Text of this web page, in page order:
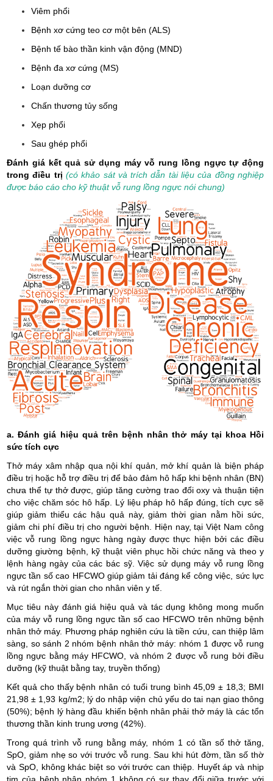
Viêm phổi
Bệnh xơ cứng teo cơ một bên (ALS)
Bệnh tế bào thần kinh vận động (MND)
Bệnh đa xơ cứng (MS)
Loạn dưỡng cơ
Chấn thương tủy sống
Xẹp phổi
Sau ghép phổi
Đánh giá kết quả sử dụng máy vỗ rung lồng ngực tự động
trong điều trị (có khảo sát và trích dẫn tài liệu của đồng nghiệp
được báo cáo cho kỹ thuật vỗ rung lồng ngực nói chung)
a. Đánh giá hiệu quả trên bệnh nhân thở máy tại khoa Hồi
sức tích cực
Thở máy xâm nhập qua nội khí quản, mở khí quản là biện pháp
điều trị hoặc hỗ trợ điều trị để bảo đảm hô hấp khi bệnh nhân (BN)
chưa thể tự thở được, giúp tăng cường trao đổi oxy và thuận tiện
cho việc chăm sóc hô hấp. Lý liệu pháp hô hấp đúng, tích cực sẽ
giúp giảm thiểu các hậu quả này, giảm thời gian nằm hồi sức,
giảm chi phí điều trị cho người bệnh. Hiện nay, tại Việt Nam công
việc vỗ rung lồng ngực hàng ngày được thực hiện bởi các điều
dưỡng giường bệnh, kỹ thuật viên phục hồi chức năng và theo y
lệnh hàng ngày của các bác sỹ. Việc sử dụng máy vỗ rung lồng
ngực tần số cao HFCWO giúp giảm tải đáng kể công việc, sức lực
và rút ngắn thời gian cho nhân viên y tế.
Mục tiêu này đánh giá hiệu quả và tác dụng không mong muốn
của máy vỗ rung lồng ngực tần số cao HFCWO trên những bệnh
nhân thở máy. Phương pháp nghiên cứu là tiền cứu, can thiệp lâm
sàng, so sánh 2 nhóm bệnh nhân thở máy: nhóm 1 được vỗ rung
lồng ngực bằng máy HFCWO, và nhóm 2 được vỗ rung bởi điều
dưỡng (kỹ thuật bằng tay, truyền thống)
Kết quả cho thấy bệnh nhân có tuổi trung bình 45,09 ± 18,3; BMI
21,98 ± 1,93 kg/m2; lý do nhập viện chủ yếu do tai nạn giao thông
(50%); bệnh lý hàng đầu khiến bệnh nhân phải thở máy là các tổn
thương thần kinh trung ương (42%).
Trong quá trình vỗ rung bằng máy, nhóm 1 có tần số thở tăng,
SpO, giảm nhẹ so với trước vỗ rung. Sau khi hút đờm, tần số thờ
và SpO, không khác biệt so với trước can thiệp. Huyết áp và nhịp